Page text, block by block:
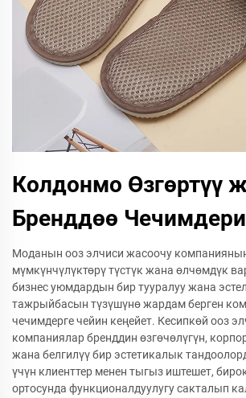
Колдонмо Өзгөртүү
Бренддөө Чечимдери
Моданын ооз элчиси жасоочу
мүмкүнчүлүктөрү түстүк жана өлчөмдүк
бизнес уюмдардын бир тууралуу жана
тажрыйбасын түзүшүнө жардам берген
чечимдерге чейин кеңейет. Кесипкөй ооз
компаниялар бренддин өзгөчөлүгүн,
жана белгилүү бир эстетикалык
үчүн клиенттер менен тыгыз иштешет,
ортосунда функционалдуулугу сакталып